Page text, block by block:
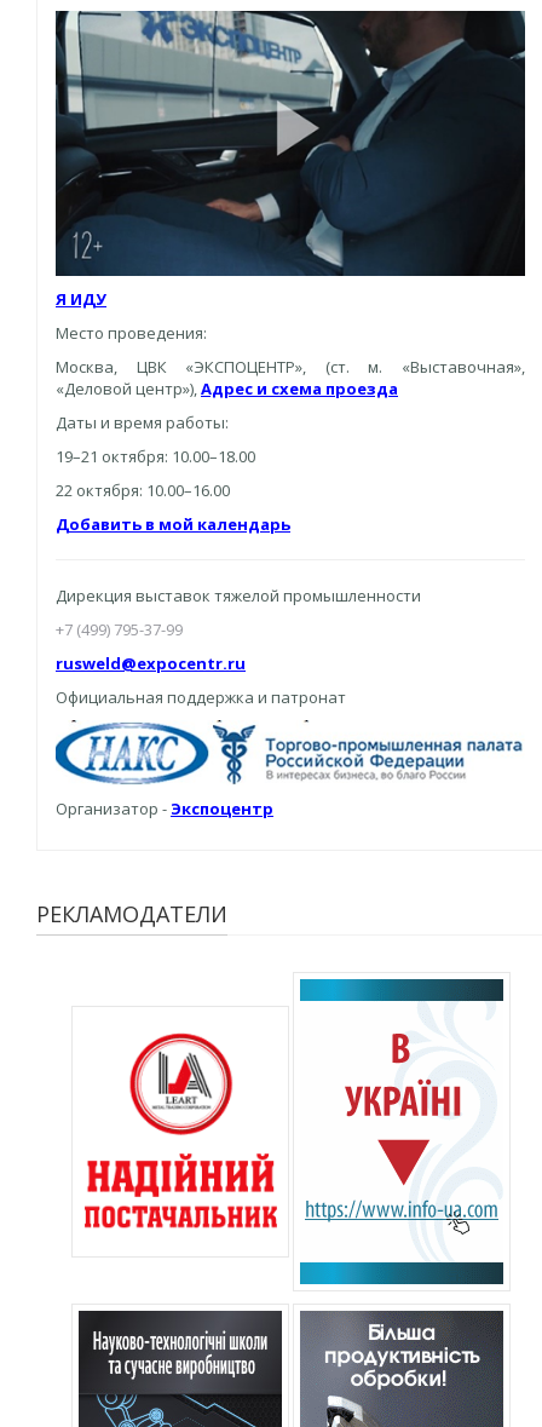
Я ИДУ
Место проведения:
Москва, ЦВК «ЭКСПОЦЕНТР», (ст. м. «Выставочная»,
«Деловой центр»),Адрес и схема проезда
Даты и время работы:
19–21 октября: 10.00–18.00
22 октября: 10.00–16.00
Добавить в мой календарь
Дирекция выставок тяжелой промышленности
+7 (499) 795-37-99
rusweld@expocentr.ru
Официальная поддержка и патронат
Организатор - Экспоцентр
РЕКЛАМОДАТЕЛИ